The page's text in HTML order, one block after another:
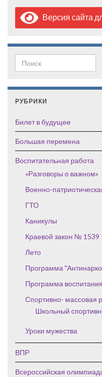
Версия сайта
Search for:
РУБРИКИ
Билет в будущее
Большая перемена
Воспитательная работа
«Разговоры о важном»
Военно-
ГТО
Каникулы
Краевой закон № 1539
Лето
Программа
Программа воспитания
Спортивно- массовая
Школьный
Уроки мужества
ВПР
Всероссийская